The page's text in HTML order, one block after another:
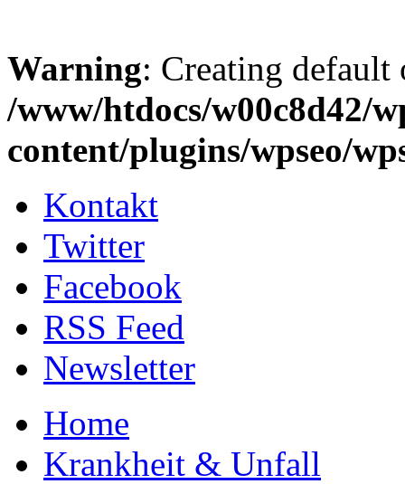
Warning: Creating
/www/htdocs/w00c8d42/
content/plugins/wpseo/
Kontakt
Twitter
Facebook
RSS Feed
Newsletter
Home
Krankheit & Unfall